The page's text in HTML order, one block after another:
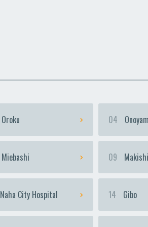
Oroku 04
Miebashi 09 Makishi
Naha City Hospital 14 Gibo